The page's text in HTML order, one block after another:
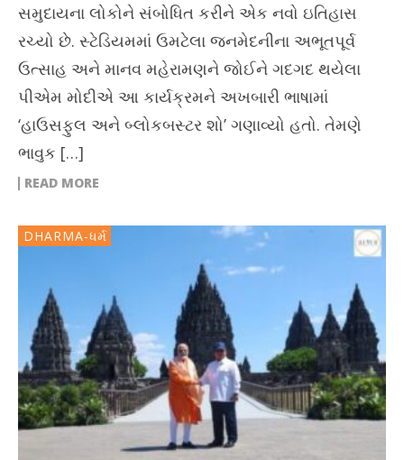
સમુદાયના લોકોને સંબોધિત કરીને એક નવો ઇતિહાસ
રચ્યો છે. સ્ટેડિયમમાં ઉમટેલા જનમેદનીના અભૂતપૂર્વ
ઉત્સાહ અને માનવ મહેરામણને જોઈને ગદગદ થયેલા
પીએમ મોદીએ આ કાર્યક્રમને અખબારી ભાષામાં
‘હાઉસફુલ અને બ્લોકબસ્ટર શો’ ગણાવ્યો હતો. તેમણે
ભાવુક […]
READ MORE
DHARMA-ધર્મ